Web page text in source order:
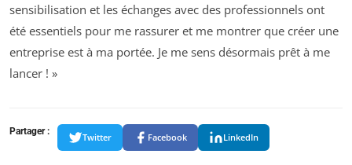
sensibilisation et les échanges avec des professionnels ont
été essentiels pour me rassurer et me montrer que créer une
entreprise est à ma portée. Je me sens désormais prêt à me
lancer ! »
Partager :
Twitter Facebook LinkedIn